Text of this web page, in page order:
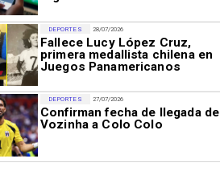
28/07/2026
Fallece Lucy López Cruz,
primera medallista chilena en
Juegos Panamericanos
DEPORTES
27/07/2026
Confirman fecha de llegada de
Vozinha a Colo Colo
DEPORTES